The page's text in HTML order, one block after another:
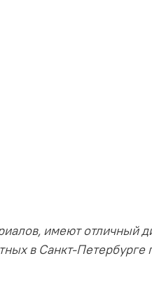
имеют отличный
в Санкт-